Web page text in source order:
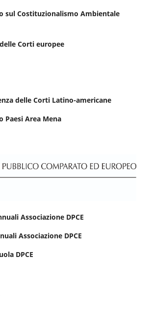
sul Costituzionalismo Ambientale
Corti europee
delle Corti Latino-americane
Paesi Area Mena
Associazione DPCE
Associazione DPCE
DPCE